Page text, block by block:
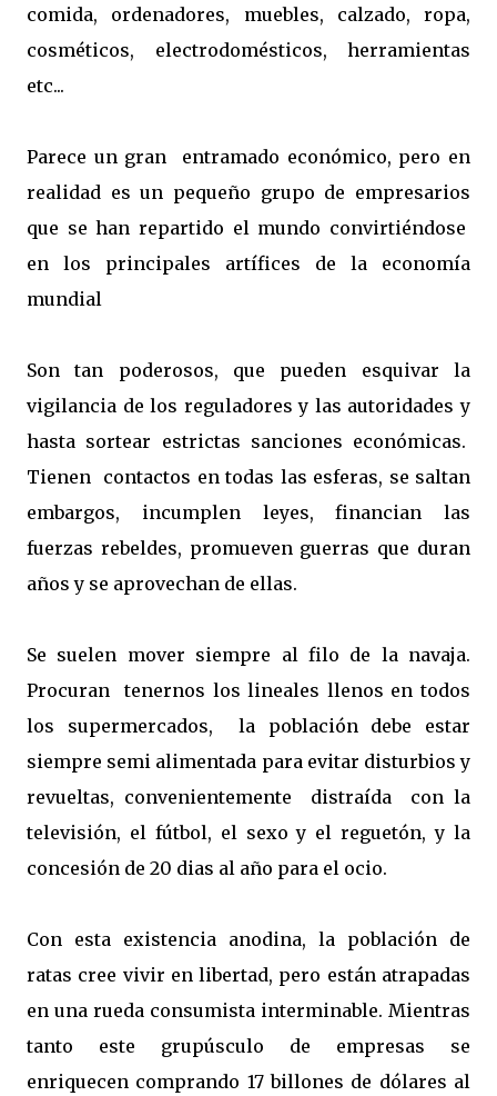
comida, ordenadores, muebles, calzado, ropa,
cosméticos, electrodomésticos, herramientas
etc...
Parece un gran entramado económico, pero en
realidad es un pequeño grupo de empresarios
que se han repartido el mundo convirtiéndose
en los principales artífices de la economía
mundial
Son tan poderosos, que pueden esquivar la
vigilancia de los reguladores y las autoridades y
hasta sortear estrictas sanciones económicas.
Tienen contactos en todas las esferas, se saltan
embargos, incumplen leyes, financian las
fuerzas rebeldes, promueven guerras que duran
años y se aprovechan de ellas.
Se suelen mover siempre al filo de la navaja.
Procuran tenernos los lineales llenos en todos
los supermercados, la población debe estar
siempre semi alimentada para evitar disturbios y
revueltas, convenientemente distraída con la
televisión, el fútbol, el sexo y el reguetón, y la
concesión de 20 dias al año para el ocio.
Con esta existencia anodina, la población de
ratas cree vivir en libertad, pero están atrapadas
en una rueda consumista interminable. Mientras
tanto este grupúsculo de empresas se
enriquecen comprando 17 billones de dólares al